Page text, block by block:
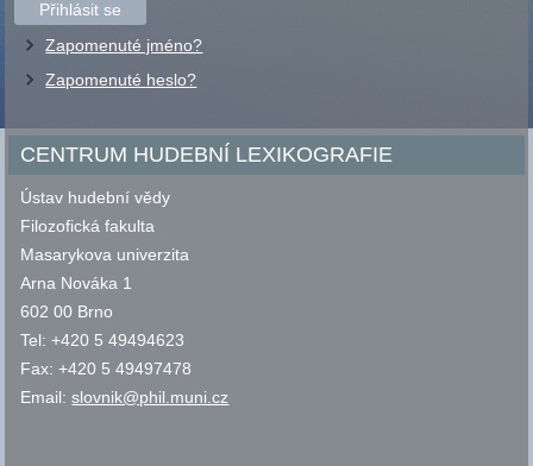
Přihlásit se
Zapomenuté jméno?
Zapomenuté heslo?
CENTRUM HUDEBNÍ LEXIKOGRAFIE
Ústav hudební vědy
Filozofická fakulta
Masarykova univerzita
Arna Nováka 1
602 00 Brno
Tel: +420 5 49494623
Fax: +420 5 49497478
Email:slovnik@phil.muni.cz